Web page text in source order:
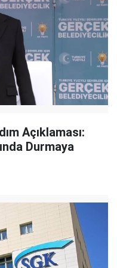
Açıklaması:
Durmaya